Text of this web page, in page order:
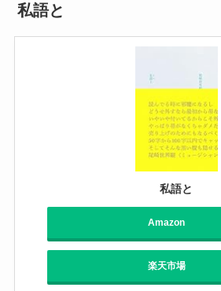
私語と
私語と
Amazon
楽天市場